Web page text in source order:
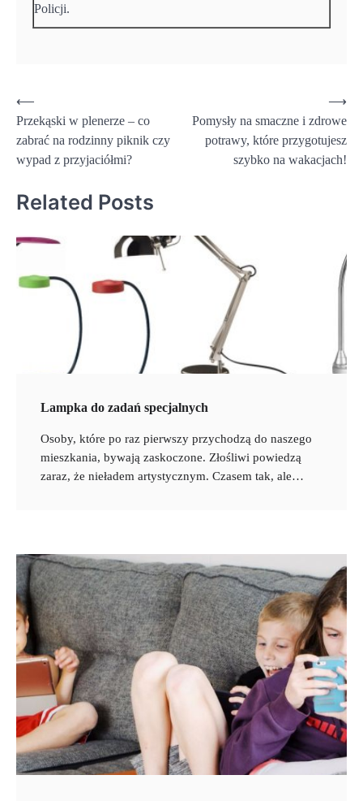
Policji.
Nawigacja
wpisu
⟵
Przekąski w plenerze – co
zabrać na rodzinny piknik czy
wypad z przyjaciółmi?
Pomysły na smaczne i zdrowe
potrawy, które przygotujesz
szybko na wakacjach!
⟶
Related Posts
Lampka do zadań specjalnych
Osoby, które po raz pierwszy przychodzą do naszego
mieszkania, bywają zaskoczone. Złośliwi powiedzą
zaraz, że nieładem artystycznym. Czasem tak, ale…